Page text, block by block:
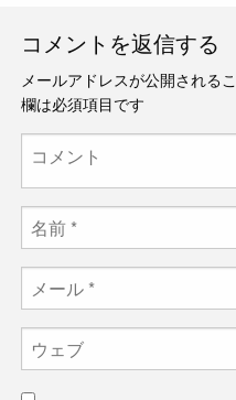
コメントを返信する
メールアドレスが公開される
欄は必須項目です